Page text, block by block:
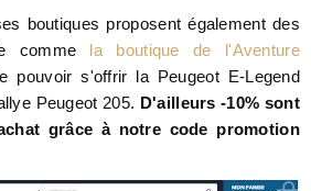
boutiques proposent également des
comme la boutique de l'Aventure
pouvoir s'offrir la Peugeot E-Legend
Peugeot 205. D'ailleurs -10% sont
grâce à notre code promotion